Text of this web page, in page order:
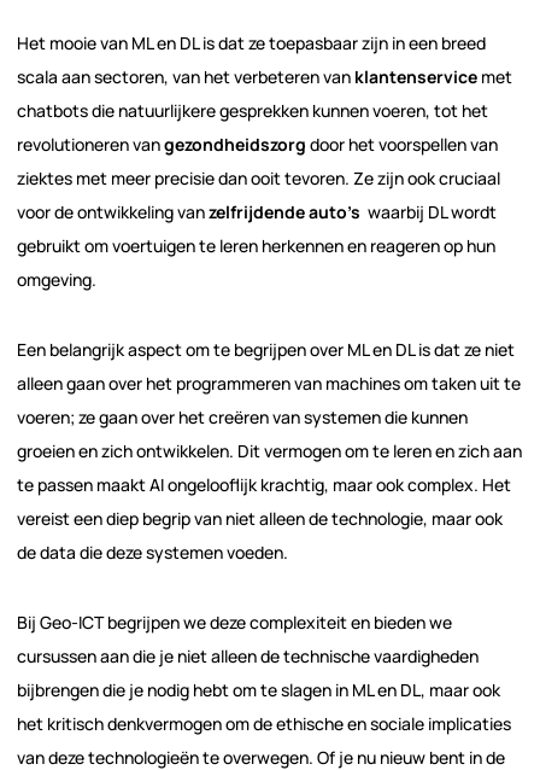
Het mooie van ML en DL is dat ze toepasbaar zijn in een breed
scala aan sectoren, van het verbeteren van klantenservice met
chatbots die natuurlijkere gesprekken kunnen voeren, tot het
revolutioneren vangezondheidszorg door het voorspellen van
ziektes met meer precisie dan ooit tevoren. Ze zijn ook cruciaal
voor de ontwikkeling vanzelfrijdende auto’s waarbij DL wordt
gebruikt om voertuigen te leren herkennen en reageren op hun
omgeving.
Een belangrijk aspect om te begrijpen over ML en DL is dat ze niet
alleen gaan over het programmeren van machines om taken uit te
voeren; ze gaan over het creëren van systemen die kunnen
groeien en zich ontwikkelen. Dit vermogen om te leren en zich aan
te passen maakt AI ongelooflijk krachtig, maar ook complex. Het
vereist een diep begrip van niet alleen de technologie, maar ook
de data die deze systemen voeden.
Bij Geo-ICT begrijpen we deze complexiteit en bieden we
cursussen aan die je niet alleen de technische vaardigheden
bijbrengen die je nodig hebt om te slagen in ML en DL, maar ook
het kritisch denkvermogen om de ethische en sociale implicaties
van deze technologieën te overwegen. Of je nu nieuw bent in de